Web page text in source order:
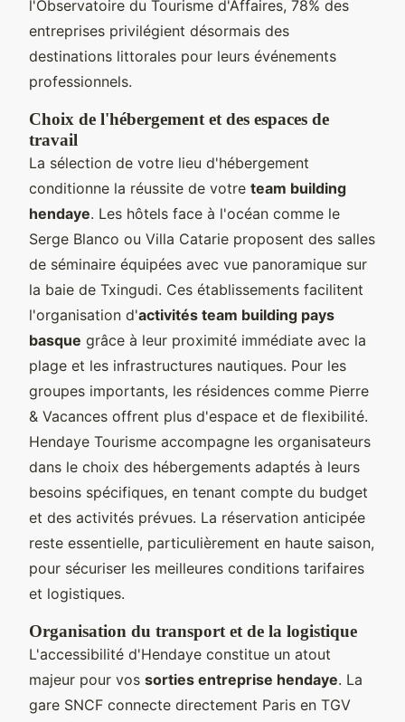
l'Observatoire du Tourisme d'Affaires, 78% des
entreprises privilégient désormais des
destinations littorales pour leurs événements
professionnels.
Choix de l'hébergement et des espaces de
travail
La sélection de votre lieu d'hébergement
conditionne la réussite de votre team building
hendaye. Les hôtels face à l'océan comme le
Serge Blanco ou Villa Catarie proposent des salles
de séminaire équipées avec vue panoramique sur
la baie de Txingudi. Ces établissements facilitent
l'organisation d'activités team building pays
basque grâce à leur proximité immédiate avec la
plage et les infrastructures nautiques. Pour les
groupes importants, les résidences comme Pierre
& Vacances offrent plus d'espace et de flexibilité.
Hendaye Tourisme accompagne les organisateurs
dans le choix des hébergements adaptés à leurs
besoins spécifiques, en tenant compte du budget
et des activités prévues. La réservation anticipée
reste essentielle, particulièrement en haute saison,
pour sécuriser les meilleures conditions tarifaires
et logistiques.
Organisation du transport et de la logistique
L'accessibilité d'Hendaye constitue un atout
majeur pour vos sorties entreprise hendaye. La
gare SNCF connecte directement Paris en TGV